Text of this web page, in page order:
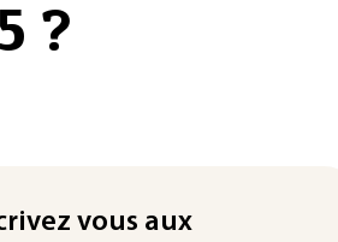
?
vous aux